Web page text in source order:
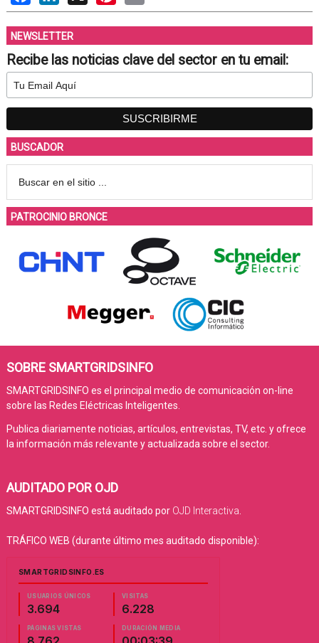
NEWSLETTER
Recibe las noticias clave del sector en tu email:
BUSCADOR
PATROCINIO BRONCE
SOBRE SMARTGRIDSINFO
SMARTGRIDSINFO es el principal medio de comunicación on-line
sobre las Redes Eléctricas Inteligentes.
Publica diariamente noticias, artículos, entrevistas, TV, etc. y ofrece
la información más relevante y actualizada sobre el sector.
AUDITADO POR OJD
SMARTGRIDSINFO está auditado por OJD Interactiva
TRÁFICO WEB (durante último mes auditado disponible):